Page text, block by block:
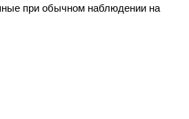
при обычном наблюдении на